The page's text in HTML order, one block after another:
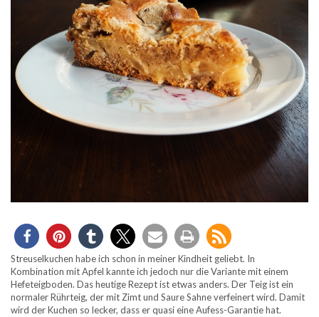
Streuselkuchen habe ich schon in meiner Kindheit geliebt. In
Kombination mit Apfel kannte ich jedoch nur die Variante mit einem
Hefeteigboden. Das heutige Rezept ist etwas anders. Der Teig ist ein
normaler Rührteig, der mit Zimt und Saure Sahne verfeinert wird. Damit
wird der Kuchen so lecker, dass er quasi eine Aufess-Garantie hat.